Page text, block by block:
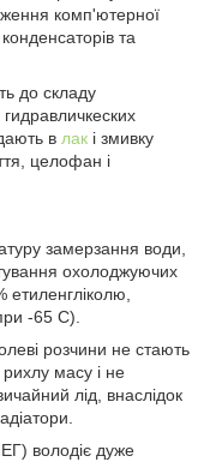
комп'ютерної
та
до складу
в лак і змивку
целофан і
замерзання води,
охолоджуючих
етиленгліколю,
-65 С).
розчини не стають
масу і не
лід, внаслідок
володіє дуже